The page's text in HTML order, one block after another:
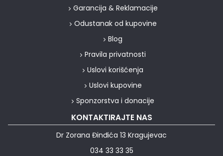
Garancija & Reklamacije
Odustanak od kupovine
Blog
Pravila privatnosti
Uslovi korišćenja
Uslovi kupovine
Sponzorstva i donacije
KONTAKTIRAJTE NAS
Dr Zorana Đinđića 13 Kragujevac
034 33 33 35